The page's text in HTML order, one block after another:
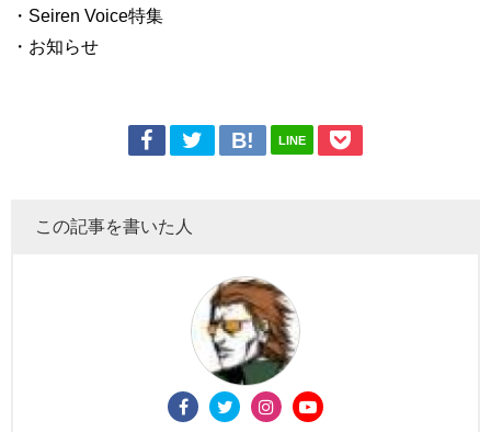
・Seiren Voice特集
・お知らせ
LINE
この記事を書いた人